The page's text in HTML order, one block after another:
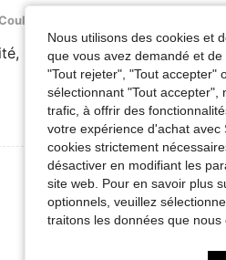
Gris, Taille: M
la dentelle donne un côté
Voir Plus D'avis
Nous utilisons des cookies et
que vous avez demandé et
"Tout rejeter", "Tout accepter"
sélectionnant "Tout accepter",
trafic, à offrir des
votre expérience d'achat avec
cookies strictement
désactiver en modifiant les
site web. Pour en savoir plus
optionnels, veuillez
traitons les données que nous